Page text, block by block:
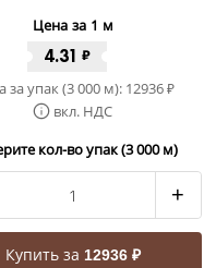
Цена за 1 м
4.31 ₽
за упак (3 000 м): 12936₽
вкл. НДС
кол-во упак (3 000 м)
+
Купить за 12936 ₽